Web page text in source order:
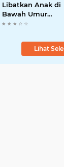
Libatkan Anak di
Bawah Umur
Promosikan Liquid
Bertindak Tegas
Lihat